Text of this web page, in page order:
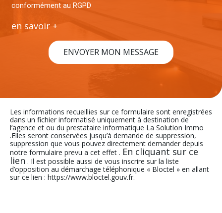
conformément au RGPD
en savoir +
ENVOYER MON MESSAGE
Les informations recueillies sur ce formulaire sont enregistrées
dans un fichier informatisé uniquement à destination de
l’agence et ou du prestataire informatique La Solution Immo
.Elles seront conservées jusqu’à demande de suppression,
suppression que vous pouvez directement demander depuis
notre formulaire prevu a cet effet . En cliquant sur ce
lien . Il est possible aussi de vous inscrire sur la liste
d’opposition au démarchage téléphonique « Bloctel » en allant
sur ce lien : https://www.bloctel.gouv.fr.